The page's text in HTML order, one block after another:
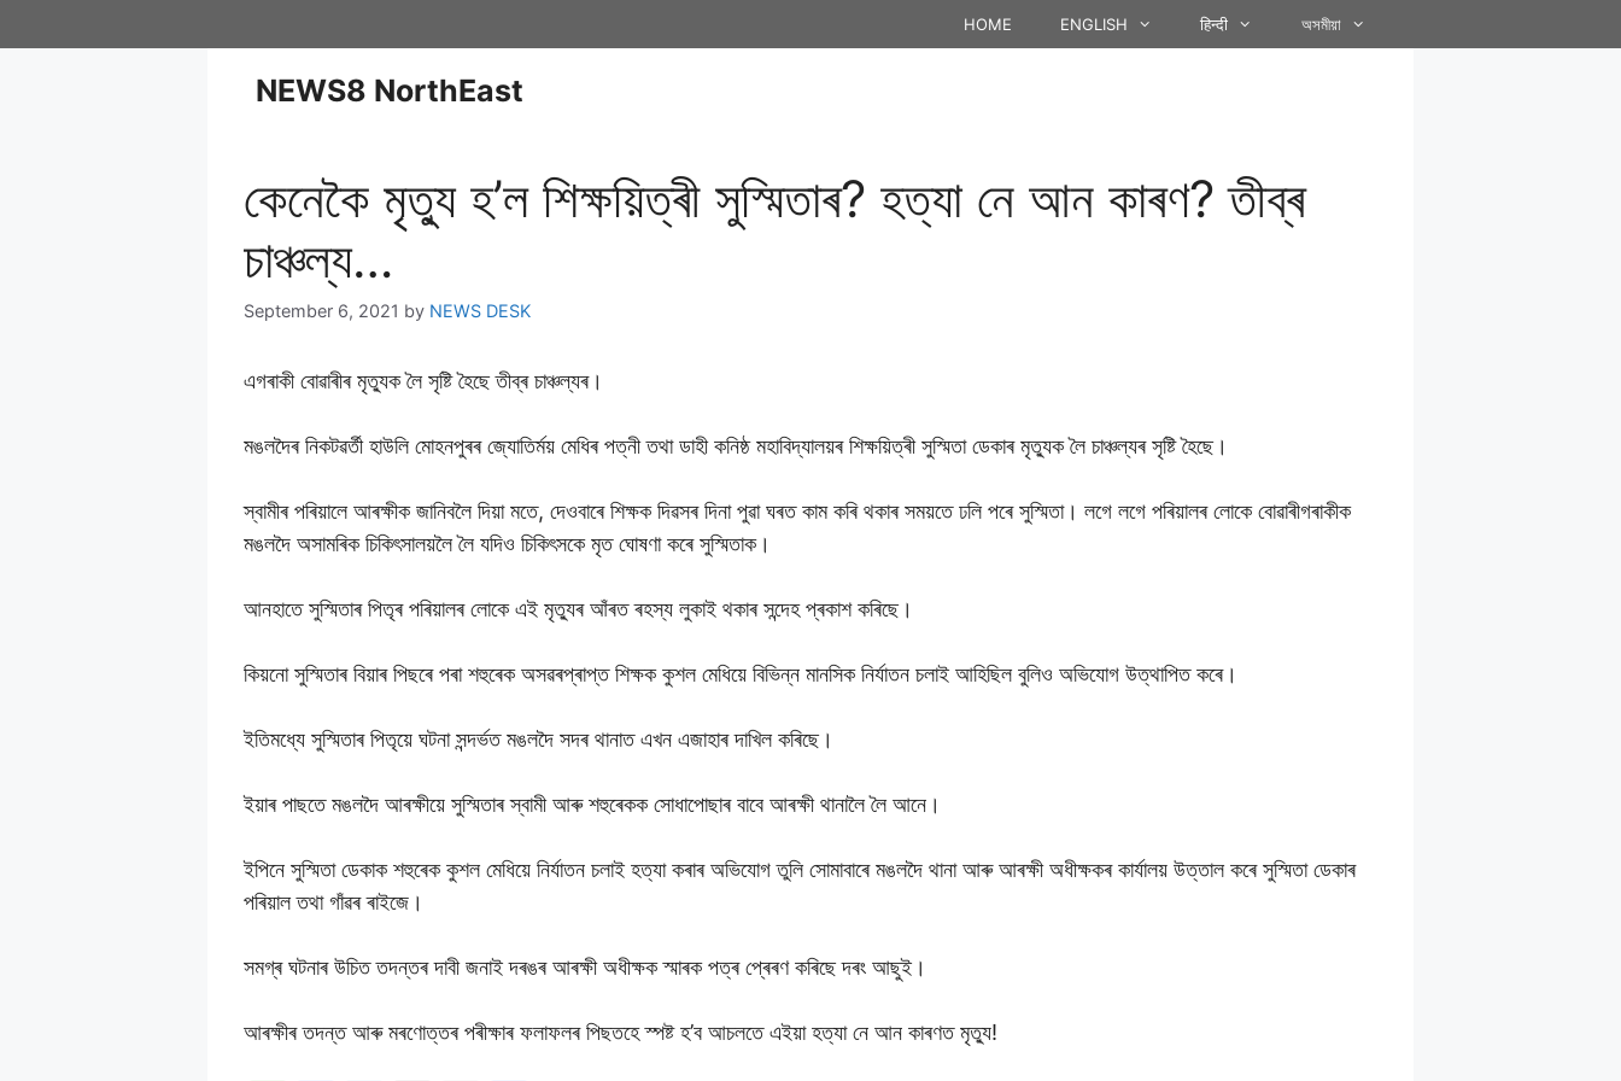
HOME ENGLISH हिन्दी অসমীয়া
NEWS8 NorthEast
কেনেকৈ মৃত্যু হ’ল শিক্ষয়িত্ৰী সুস্মিতাৰ? হত্যা নে আন কাৰণ? তীব্ৰ
চাঞ্চল্য…
September 6, 2021 by NEWS DESK
এগৰাকী বোৱাৰীৰ মৃত্যুক লৈ সৃষ্টি হৈছে তীব্ৰ চাঞ্চল্যৰ।
মঙলদৈৰ নিকটৱৰ্তী হাউলি মোহনপুৰৰ জ্যোতিৰ্ময় মেধিৰ পত্নী তথা ডাহী কনিষ্ঠ মহাবিদ্যালয়ৰ শিক্ষয়িত্ৰী সুস্মিতা ডেকাৰ মৃত্যুক লৈ চাঞ্চল্যৰ সৃষ্টি হৈছে।
স্বামীৰ পৰিয়ালে আৰক্ষীক জানিবলৈ দিয়া মতে, দেওবাৰে শিক্ষক দিৱসৰ দিনা পুৱা ঘৰত কাম কৰি থকাৰ সময়তে ঢলি পৰে সুস্মিতা। লগে লগে পৰিয়ালৰ লোকে বোৱাৰীগৰাকীক
মঙলদৈ অসামৰিক চিকিৎসালয়লৈ লৈ যদিও চিকিৎসকে মৃত ঘোষণা কৰে সুস্মিতাক।
আনহাতে সুস্মিতাৰ পিতৃৰ পৰিয়ালৰ লোকে এই মৃত্যুৰ আঁৰত ৰহস্য লুকাই থকাৰ সন্দেহ প্ৰকাশ কৰিছে।
কিয়নো সুস্মিতাৰ বিয়াৰ পিছৰে পৰা শহুৰেক অসৱৰপ্ৰাপ্ত শিক্ষক কুশল মেধিয়ে বিভিন্ন মানসিক নিৰ্যাতন চলাই আহিছিল বুলিও অভিযোগ উত্থাপিত কৰে।
ইতিমধ্যে সুস্মিতাৰ পিতৃয়ে ঘটনা সন্দৰ্ভত মঙলদৈ সদৰ থানাত এখন এজাহাৰ দাখিল কৰিছে।
ইয়াৰ পাছতে মঙলদৈ আৰক্ষীয়ে সুস্মিতাৰ স্বামী আৰু শহুৰেকক সোধাপোছাৰ বাবে আৰক্ষী থানালৈ লৈ আনে।
ইপিনে সুস্মিতা ডেকাক শহুৰেক কুশল মেধিয়ে নিৰ্যাতন চলাই হত্যা কৰাৰ অভিযোগ তুলি সোমাবাৰে মঙলদৈ থানা আৰু আৰক্ষী অধীক্ষকৰ কাৰ্যালয় উত্তাল কৰে সুস্মিতা ডেকাৰ
পৰিয়াল তথা গাঁৱৰ ৰাইজে।
সমগ্ৰ ঘটনাৰ উচিত তদন্তৰ দাবী জনাই দৰঙৰ আৰক্ষী অধীক্ষক স্মাৰক পত্ৰ প্ৰেৰণ কৰিছে দৰং আছুই।
আৰক্ষীৰ তদন্ত আৰু মৰণোত্তৰ পৰীক্ষাৰ ফলাফলৰ পিছতহে স্পষ্ট হ’ব আচলতে এইয়া হত্যা নে আন কাৰণত মৃত্যু!